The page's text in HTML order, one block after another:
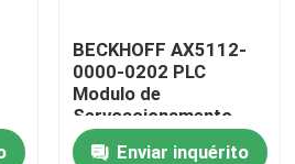
BECKHOFF AX5112-
0000-0202 PLC
Modulo de
Servoacionamento
Digital Compacto
Enviar inquérito